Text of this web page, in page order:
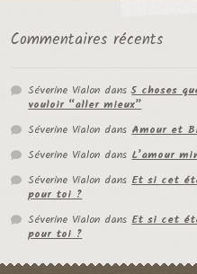
Commentaires récents
Séverine Vialon dans5 choses
vouloir “aller mieux”
Séverine Vialon dansAmour et
Séverine Vialon dansL’amour
Séverine Vialon dansEt si cet
pour toi ?
Séverine Vialon dansEt si cet
pour toi ?